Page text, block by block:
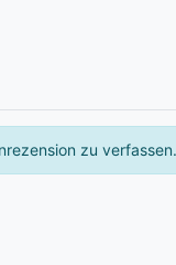
zu verfassen.